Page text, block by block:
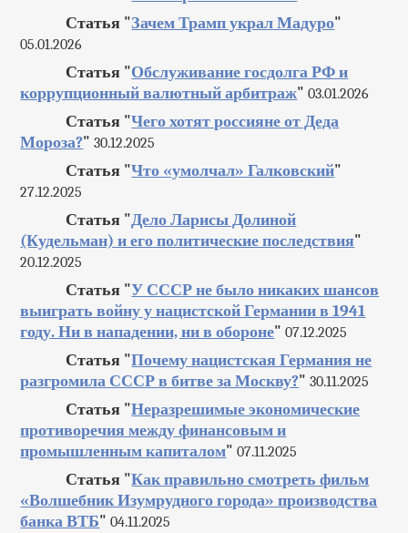
Статья "Зачем Трамп украл Мадуро"
05.01.2026
Статья "Обслуживание госдолга РФ и
коррупционный валютный арбитраж" 03.01.2026
Статья "Чего хотят россияне от Деда
Мороза?" 30.12.2025
Статья "Что «умолчал» Галковский"
27.12.2025
Статья "Дело Ларисы Долиной
(Кудельман) и его политические последствия"
20.12.2025
Статья "У СССР не было никаких шансов
выиграть войну у нацистской Германии в 1941
году. Ни в нападении, ни в обороне" 07.12.2025
Статья "Почему нацистская Германия не
разгромила СССР в битве за Москву?" 30.11.2025
Статья "Неразрешимые экономические
противоречия между финансовым и
промышленным капиталом" 07.11.2025
Статья "Как правильно смотреть фильм
«Волшебник Изумрудного города» производства
банка ВТБ" 04.11.2025